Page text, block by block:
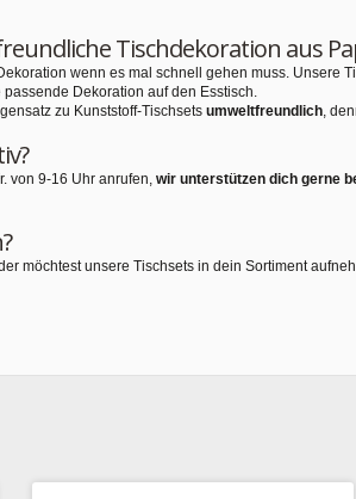
Tischdekoration aus
wenn es mal schnell gehen muss. Unsere
Dekoration auf den Esstisch.
zu Kunststoff-Tischsets umweltfreundlich,
von 9-16 Uhr anrufen, wir unterstützen dich gerne
möchtest unsere Tischsets in dein Sortiment